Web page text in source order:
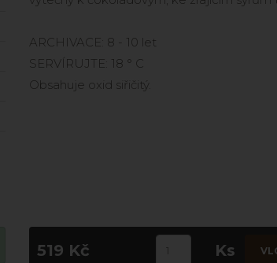
ARCHIVACE: 8 - 10 let
SERVÍRUJTE: 18 ° C
Obsahuje oxid siřičitý.
519 Kč Ks